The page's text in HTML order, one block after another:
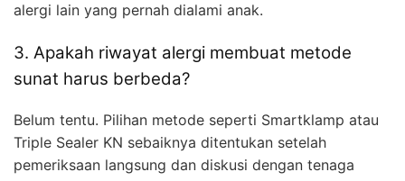
alergi lain yang pernah dialami anak.
3. Apakah riwayat alergi membuat metode
sunat harus berbeda?
Belum tentu. Pilihan metode seperti Smartklamp atau
Triple Sealer KN sebaiknya ditentukan setelah
pemeriksaan langsung dan diskusi dengan tenaga